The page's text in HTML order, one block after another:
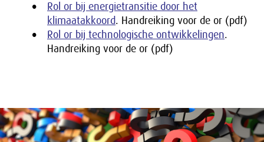
Rol or bij energietransitie door het
klimaatakkoord. Handreiking voor de or (pdf)
Rol or bij technologische ontwikkelingen.
Handreiking voor de or (pdf)